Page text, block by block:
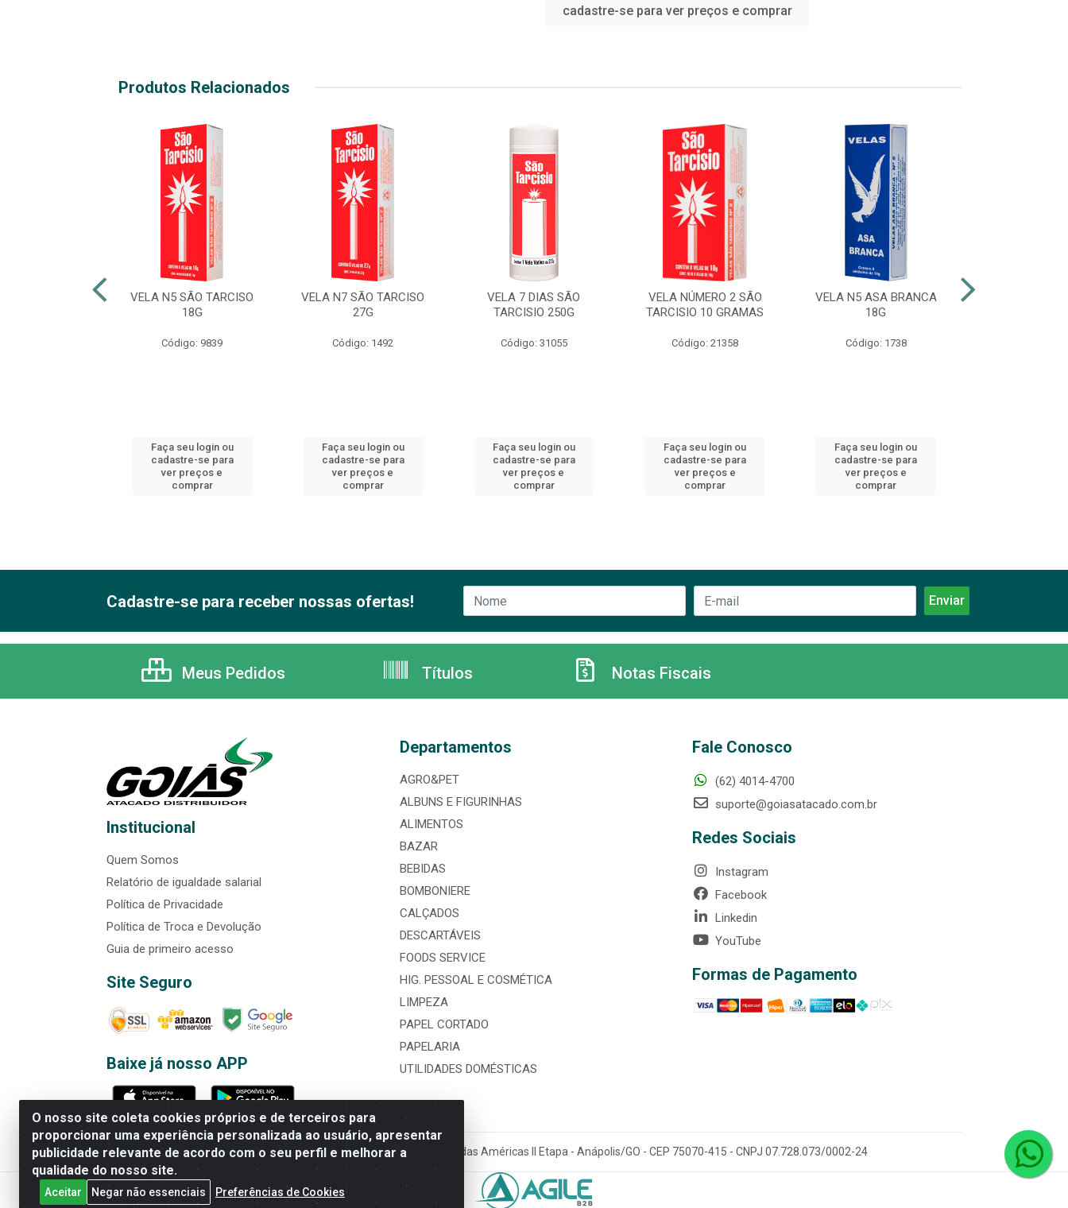
cadastre-se para ver preços e comprar
Produtos Relacionados
VELA N5 SÃO TARCISO
18G
Código: 9839
Faça seu login ou
cadastre-se para
ver preços e
comprar
VELA N7 SÃO TARCISO
27G
Código: 1492
Faça seu login ou
cadastre-se para
ver preços e
comprar
VELA 7 DIAS SÃO
TARCISIO 250G
Código: 31055
Faça seu login ou
cadastre-se para
ver preços e
comprar
VELA NÚMERO 2 SÃO
TARCISIO 10 GRAMAS
Código: 21358
Faça seu login ou
cadastre-se para
ver preços e
comprar
VELA N5 ASA BRANCA
18G
Código: 1738
Faça seu login ou
cadastre-se para
ver preços e
comprar
O nosso site coleta cookies próprios e de terceiros para
proporcionar uma experiência personalizada ao usuário, apresentar
publicidade relevante de acordo com o seu perfil e melhorar a
qualidade do nosso site.
Aceitar Negar não essenciais Preferências de Cookies
Cadastre-se para receber nossas ofertas!
Meus Pedidos Títulos Notas Fiscais
Institucional
Quem Somos
Relatório de igualdade salarial
Política de Privacidade
Política de Troca e Devolução
Guia de primeiro acesso
Site Seguro
Baixe já nosso APP
Departamentos
AGRO&PET
ALBUNS E FIGURINHAS
ALIMENTOS
BAZAR
BEBIDAS
BOMBONIERE
CALÇADOS
DESCARTÁVEIS
FOODS SERVICE
HIG. PESSOAL E COSMÉTICA
LIMPEZA
PAPEL CORTADO
PAPELARIA
UTILIDADES DOMÉSTICAS
Fale Conosco
(62) 4014-4700
suporte@goiasatacado.com.br
Redes Sociais
Instagram
Facebook
Linkedin
YouTube
Formas de Pagamento
Rede Brasil - Avenida Universitária, nº 3860, Jardim das Américas II Etapa - Anápolis/GO - CEP 75070-415 - CNPJ 07.728.073/0002-24